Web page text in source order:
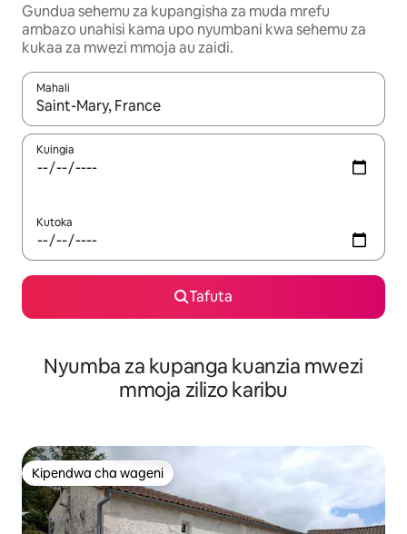
Gundua sehemu za kupangisha za muda mrefu
ambazo unahisi kama upo nyumbani kwa sehemu za
kukaa za mwezi mmoja au zaidi.
Mahali
Wakati matokeo yanapatikana, vinjari kwa kutumia vitufe vya
Kuingia
Kutoka
Tafuta
Nyumba za kupanga kuanzia mwezi
mmoja zilizo karibu
Kipendwa cha wageni
Kipendwa cha wageni